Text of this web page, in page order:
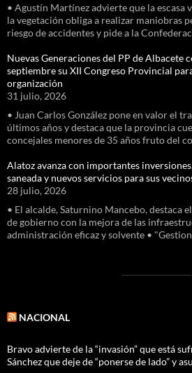
• Agustín Martínez advierte que la
la vegetación obliga a realizar maniobras
riesgo de accidentes y pide a la
Nuevas Generaciones del PP de Albacete
septiembre su XII Congreso Provincial
organización
31 julio, 2026
• Juan Carlos González pone en valor el
últimos años y destaca que la provincia
concejales menores de 35 años fruto del
Alatoz avanza con importantes
saneada y nuevos servicios para sus
28 julio, 2026
• El alcalde, Saturnino Mancebo, destaca
de gobierno con la mejora de las
administración eficaz y solvente •
NACIONAL
Bravo advierte de la “invasión” que está
Sánchez que deje de “ponerse de lado” y